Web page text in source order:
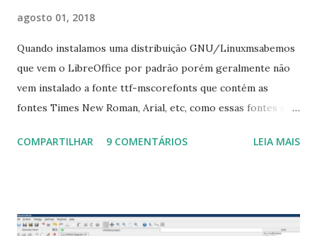
agosto 01, 2018
Quando instalamos uma distribuição GNU/Linuxmsabemos
que vem o LibreOffice por padrão porém geralmente não
vem instalado a fonte ttf-mscorefonts que contém as
fontes Times New Roman, Arial, etc, como essas fontes são
a Associação Brasileira de Normas Técnicas (ABNT), exige
que contém essas fontes. Ao instalar o GNU/Linux abra o
COMPARTILHAR 9 COMENTÁRIOS LEIA MAIS